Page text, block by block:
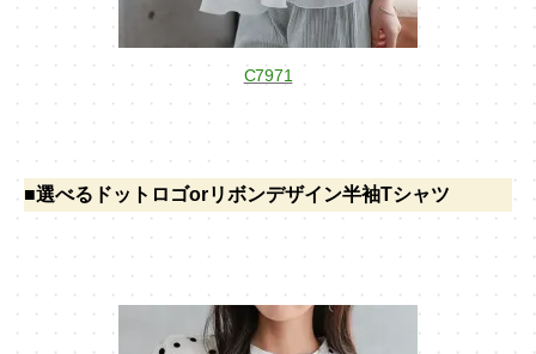
C7971
■選べるドットロゴorリボンデザイン半袖Tシャツ